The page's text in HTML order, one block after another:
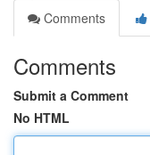
Comments
Comments
Submit a Comment
No HTML